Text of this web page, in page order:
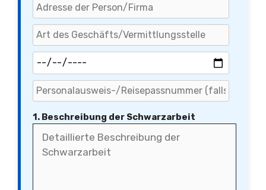
1. Beschreibung der Schwarzarbeit